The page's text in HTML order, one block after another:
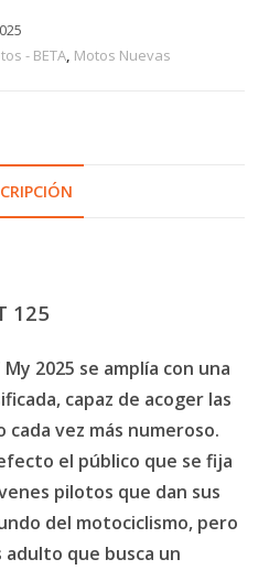
- BETA Motos Nuevas
125
My 2025 se amplía con una
capaz de acoger las
cada vez más numeroso.
el público que se fija
pilotos que dan sus
del motociclismo, pero
que busca un